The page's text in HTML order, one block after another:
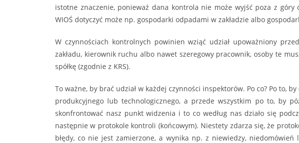
istotne znaczenie, ponieważ dana kontrola nie może wyjść poza z
WIOŚ dotyczyć może np. gospodarki odpadami w zakładzie albo
W czynnościach kontrolnych powinien wziąć udział upoważniony
zakładu, kierownik ruchu albo nawet szeregowy pracownik, osoby te
spółkę (zgodnie z KRS).
To ważne, by brać udział w każdej czynności inspektorów. Po co? Po to,
produkcyjnego lub technologicznego, a przede wszystkim po to, by
skonfrontować nasz punkt widzenia i to co według nas działo się
następnie w protokole kontroli (końcowym). Niestety zdarza się, że
błędy, co nie jest zamierzone, a wynika np. z niewiedzy,